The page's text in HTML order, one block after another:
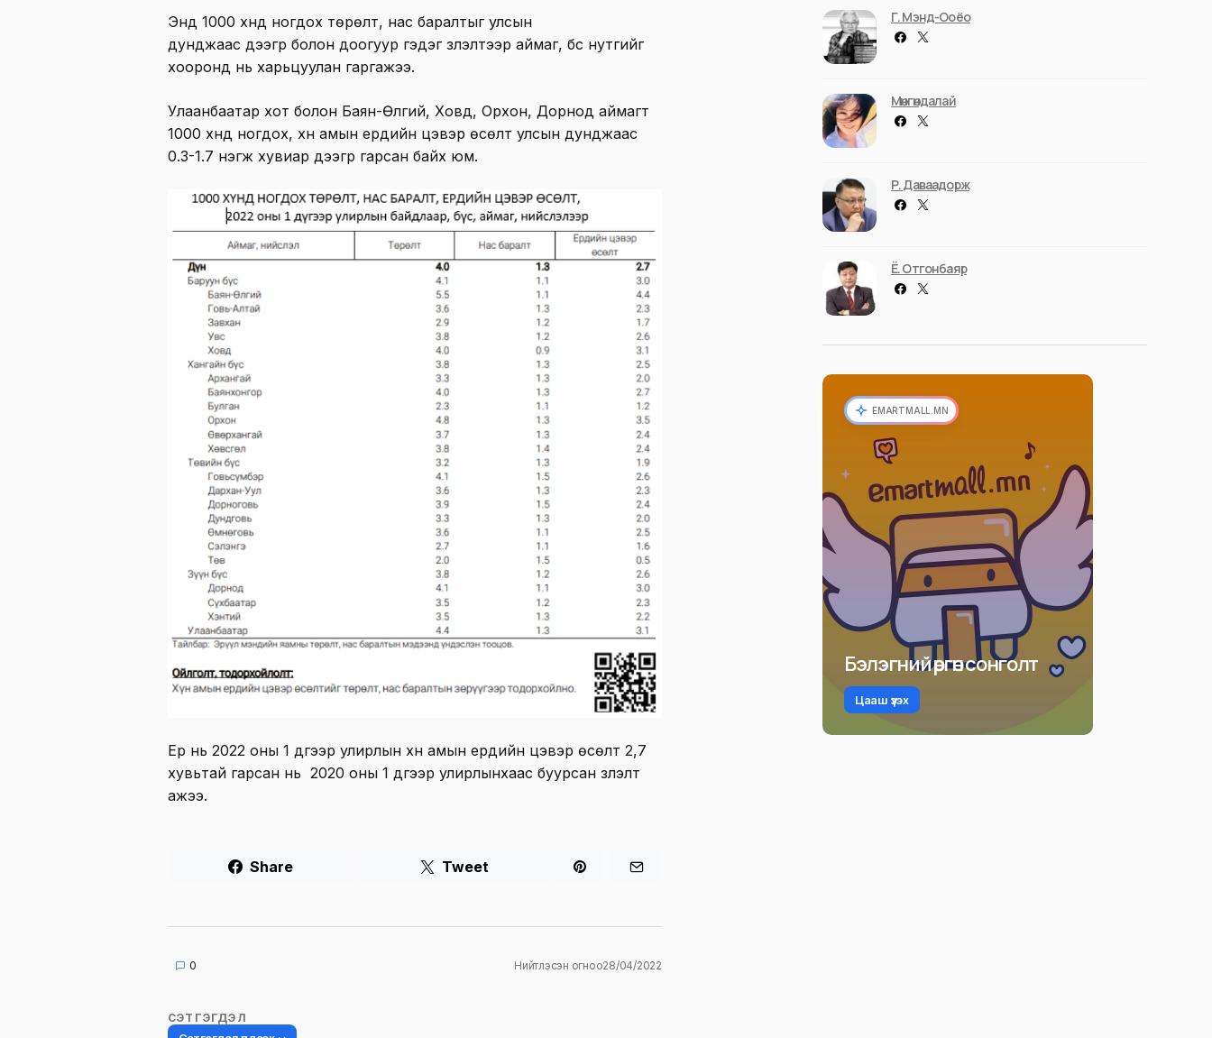
Энд 1000 хүнд ногдох төрөлт, нас баралтыг улсын
дунджаас дээгүүр болон доогуур гэдэг үзүүлэлтээр аймаг, бүс нутгийг
хооронд нь харьцуулан гаргажээ.
Улаанбаатар хот болон Баян-Өлгий, Ховд, Орхон, Дорнод аймагт
1000 хүнд ногдох, хүн амын ердийн цэвэр өсөлт улсын дунджаас
0.3-1.7 нэгж хувиар дээгүүр гарсан байх юм.
Ер нь 2022 оны 1 дүгээр улирлын хүн амын ердийн цэвэр өсөлт 2,7
хувьтай гарсан нь 2020 оны 1 дүгээр улирлынхаас буурсан үзүүлэлт
ажээ.
Share Tweet
0 Нийтлэсэн огноо28/04/2022
СЭТГЭГДЭЛ
Г. Мэнд-Ооёо
Мөнгөндалай
Р. Даваадорж
Ё. Отгонбаяр
EMARTMALL.MN
Бэлэгний өргөн сонголт
Цааш үзэх